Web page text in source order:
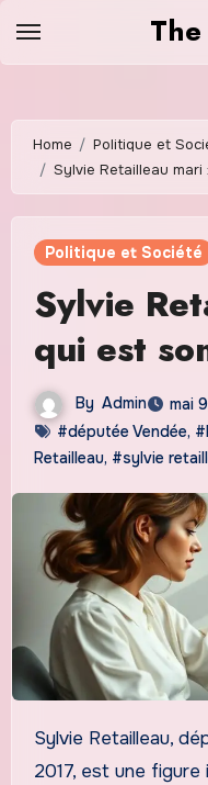
Home
Politique et
Sylvie Retailleau
Politique et Société
Sylvie
qui est
By Admin
mai
#députée Vendée,
Retailleau, #sylvie
Sylvie Retailleau, députée de la Vendée depuis
2017, est une